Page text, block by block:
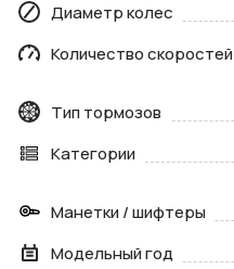
Диаметр колес
Количество скоростей
Тип тормозов
Категории
Манетки / шифтеры
Модельный год